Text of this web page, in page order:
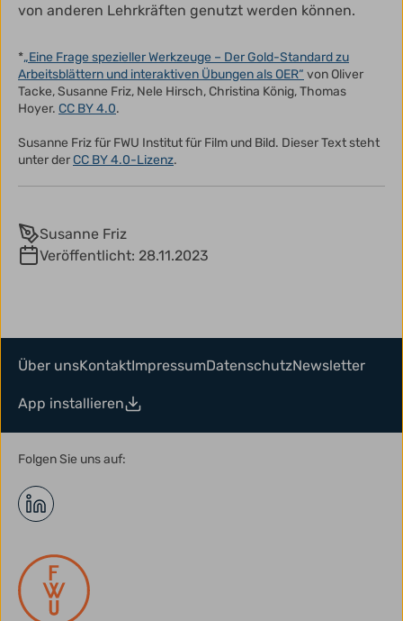
von anderen Lehrkräften genutzt werden können.
*„Eine Frage spezieller Werkzeuge – Der Gold-Standard zu
Arbeitsblättern und interaktiven Übungen als OER“ von Oliver
Tacke, Susanne Friz, Nele Hirsch, Christina König, Thomas
Hoyer. CC BY 4.0.
Susanne Friz für FWU Institut für Film und Bild. Dieser Text steht
unter der CC BY 4.0-Lizenz.
Susanne Friz
Veröffentlicht: 28.11.2023
Über unsKontaktImpressumDatenschutzNewsletter
App installieren
Folgen Sie uns auf: